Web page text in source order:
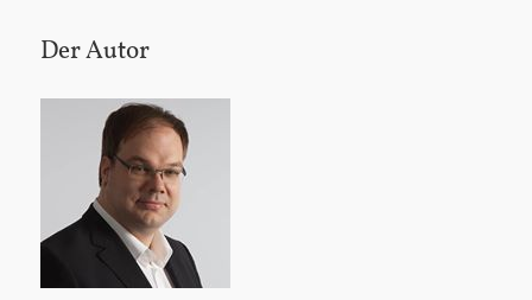
Sidebar
Der Autor